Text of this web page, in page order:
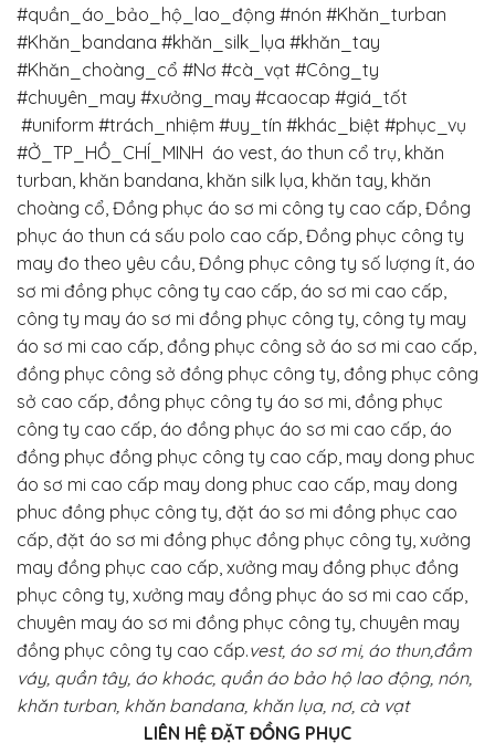
#quần_áo_bảo_hộ_lao_động #nón #Khăn_turban
#Khăn_bandana #khăn_silk_lụa #khăn_tay
#Khăn_choàng_cổ #Nơ #cà_vạt #Công_ty
#chuyên_may #xưởng_may #caocap #giá_tốt
#uniform #trách_nhiệm #uy_tín #khác_biệt #phục_vụ
#Ở_TP_HỒ_CHÍ_MINH áo vest, áo thun cổ trụ, khăn
turban, khăn bandana, khăn silk lụa, khăn tay, khăn
choàng cổ, Đồng phục áo sơ mi công ty cao cấp, Đồng
phục áo thun cá sấu polo cao cấp, Đồng phục công ty
may đo theo yêu cầu, Đồng phục công ty số lượng ít, áo
sơ mi đồng phục công ty cao cấp, áo sơ mi cao cấp,
công ty may áo sơ mi đồng phục công ty, công ty may
áo sơ mi cao cấp, đồng phục công sở áo sơ mi cao cấp,
đồng phục công sở đồng phục công ty, đồng phục công
sở cao cấp, đồng phục công ty áo sơ mi, đồng phục
công ty cao cấp, áo đồng phục áo sơ mi cao cấp, áo
đồng phục đồng phục công ty cao cấp, may dong phuc
áo sơ mi cao cấp may dong phuc cao cấp, may dong
phuc đồng phục công ty, đặt áo sơ mi đồng phục cao
cấp, đặt áo sơ mi đồng phục đồng phục công ty, xưởng
may đồng phục cao cấp, xưởng may đồng phục đồng
phục công ty, xưởng may đồng phục áo sơ mi cao cấp,
chuyên may áo sơ mi đồng phục công ty, chuyên may
đồng phục công ty cao cấp.vest, áo sơ mi, áo thun,đầm
váy, quần tây, áo khoác, quần áo bảo hộ lao động, nón,
khăn turban, khăn bandana, khăn lụa, nơ, cà vạt
LIÊN HỆ ĐẶT ĐỒNG PHỤC